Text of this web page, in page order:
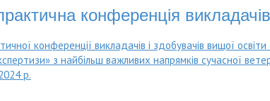
конференція викладачів
конференції викладачів і здобувачів вищої освіти
з найбільш важливих напрямків сучасної
р.